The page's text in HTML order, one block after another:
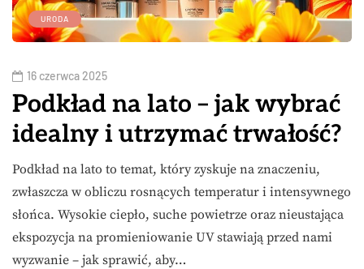
URODA
16 czerwca 2025
Podkład na lato – jak wybrać
idealny i utrzymać trwałość?
Podkład na lato to temat, który zyskuje na znaczeniu,
zwłaszcza w obliczu rosnących temperatur i intensywnego
słońca. Wysokie ciepło, suche powietrze oraz nieustająca
ekspozycja na promieniowanie UV stawiają przed nami
wyzwanie – jak sprawić, aby…